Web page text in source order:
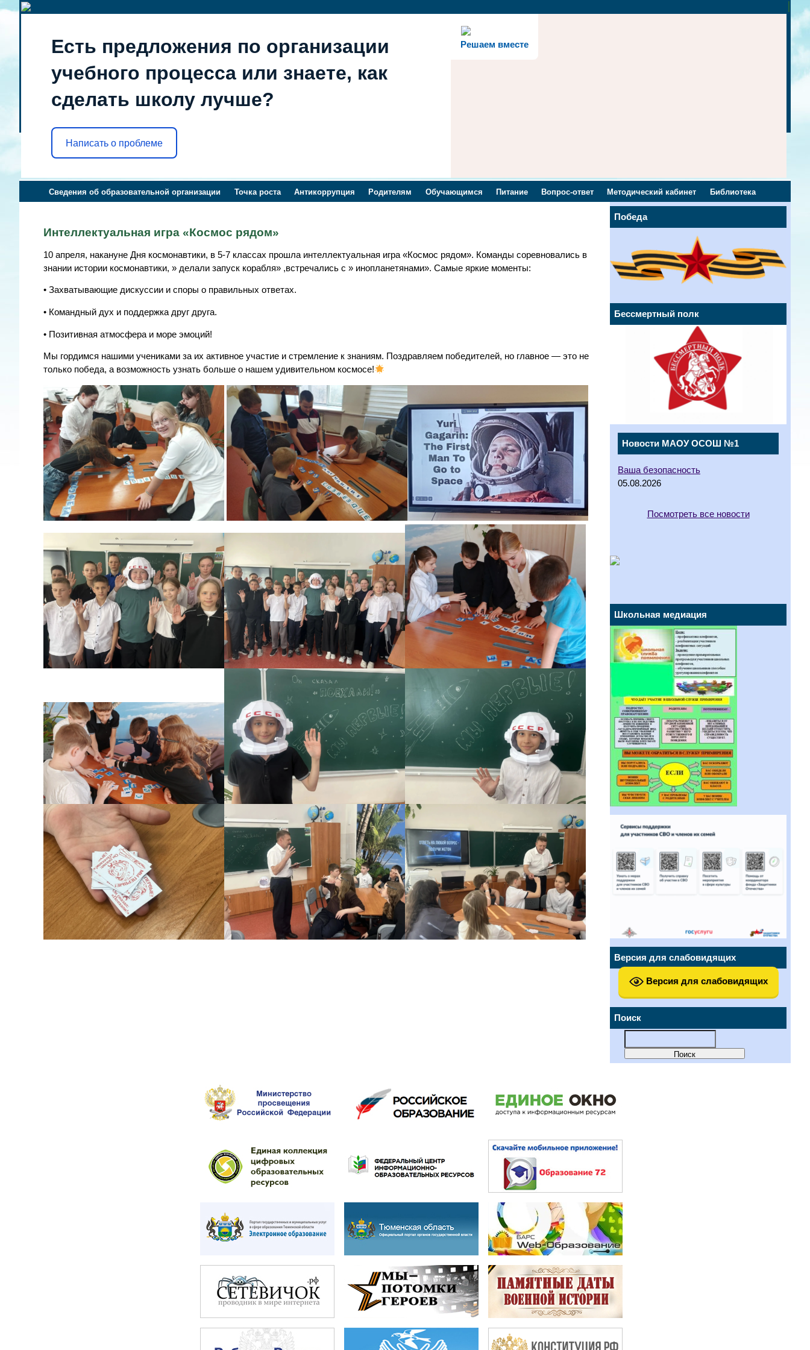
Решаем вместе
Есть предложения по организации
учебного процесса или знаете, как
сделать школу лучше?
Написать о проблеме
Сведения об образовательной организации Точка роста Антикоррупция Родителям Обучающимся Питание Вопрос-ответ Методический кабинет Библиотека
Победа
Бессмертный полк
Новости МАОУ ОСОШ №1
Ваша безопасность
05.08.2026
Посмотреть все новости
Школьная медиация
Версия для слабовидящих
Версия для слабовидящих
Поиск
Интеллектуальная игра «Космос рядом»
10 апреля, накануне Дня космонавтики, в 5-7 классах прошла интеллектуальная игра «Космос рядом». Команды соревновались в
знании истории космонавтики, » делали запуск корабля» ,встречались с » инопланетянами». Самые яркие моменты:
• Захватывающие дискуссии и споры о правильных ответах.
• Командный дух и поддержка друг друга.
• Позитивная атмосфера и море эмоций!
Мы гордимся нашими учениками за их активное участие и стремление к знаниям. Поздравляем победителей, но главное — это не
только победа, а возможность узнать больше о нашем удивительном космосе!